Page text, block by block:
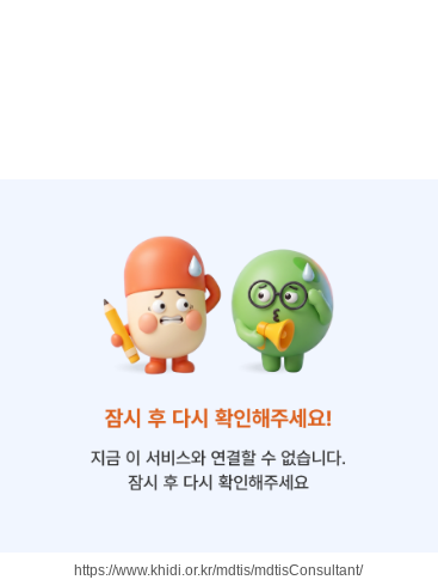
https://www.khidi.or.kr/mdtis/mdtisConsultant/